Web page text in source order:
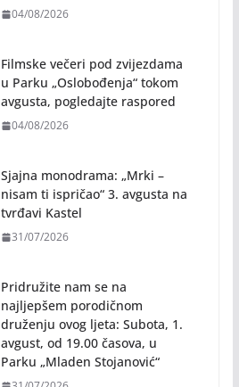
avgusta, pogledajte raspored
04/08/2026
tvrđavi Kastel
31/07/2026
druženju ovog ljeta: Subota, 1.
avgust, od 19.00 časova, u
Parku „Mladen Stojanović“
31/07/2026